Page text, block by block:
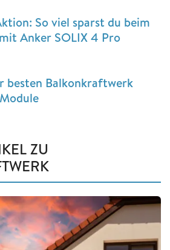
So viel sparst du beim
Anker SOLIX 4 Pro
besten Balkonkraftwerk
ZU